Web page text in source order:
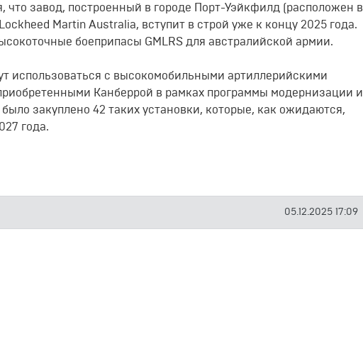
что завод, построенный в городе Порт-Уэйкфилд (расположен в
Martin Australia, вступит в строй уже к концу 2025 года.
боеприпасы GMLRS для австралийской армии.
использоваться с высокомобильными артиллерийскими
Канберрой в рамках программы модернизации и
закуплено 42 таких установки, которые, как ожидаются,
года.
05.12.2025 17:09